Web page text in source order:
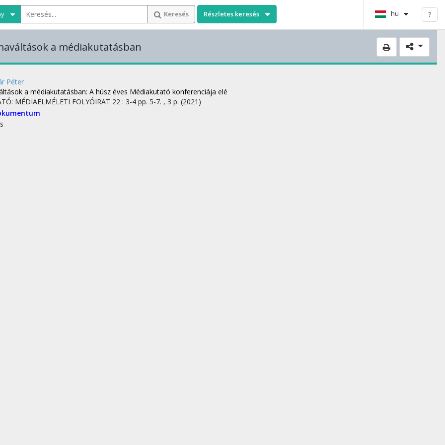
Keresés Részletes keresés hu ?
a médiakutatásban
Péter
a médiakutatásban: A húsz éves Médiakutató konferenciája elé
MÉDIAELMÉLETI FOLYÓIRAT 22 : 3-4 pp. 5-7. , 3 p. (2021)